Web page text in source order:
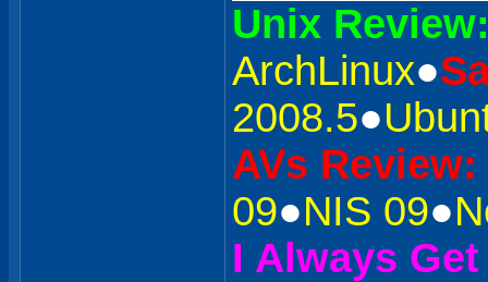
Unix
ArchLinux●
2008.5●
AVs Review:
09●NIS 09●
I Always